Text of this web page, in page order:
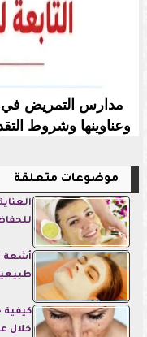
وعناوينها وشروط
موضوعات متعلقة
أشعة
خلال